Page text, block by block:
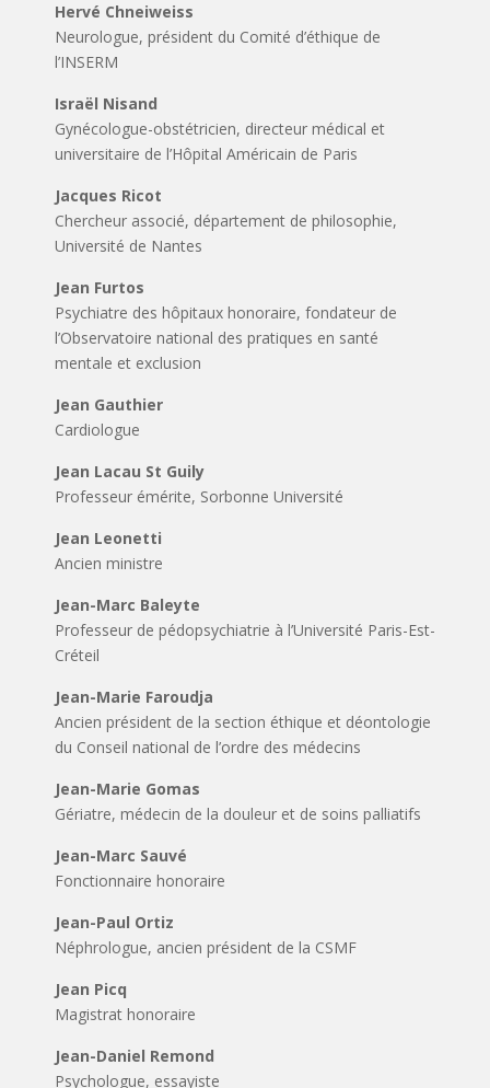
Hervé Chneiweiss
Neurologue, président du Comité d’éthique de
l’INSERM
Israël Nisand
Gynécologue-obstétricien, directeur médical et
universitaire de l’Hôpital Américain de Paris
Jacques Ricot
Chercheur associé, département de philosophie,
Université de Nantes
Jean Furtos
Psychiatre des hôpitaux honoraire, fondateur de
l’Observatoire national des pratiques en santé
mentale et exclusion
Jean Gauthier
Cardiologue
Jean Lacau St Guily
Professeur émérite, Sorbonne Université
Jean Leonetti
Ancien ministre
Jean-Marc Baleyte
Professeur de pédopsychiatrie à l’Université Paris-Est-
Créteil
Jean-Marie Faroudja
Ancien président de la section éthique et déontologie
du Conseil national de l’ordre des médecins
Jean-Marie Gomas
Gériatre, médecin de la douleur et de soins palliatifs
Jean-Marc Sauvé
Fonctionnaire honoraire
Jean-Paul Ortiz
Néphrologue, ancien président de la CSMF
Jean Picq
Magistrat honoraire
Jean-Daniel Remond
Psychologue, essayiste